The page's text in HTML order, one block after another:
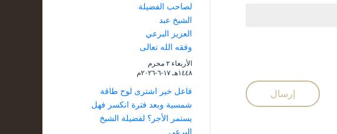
لصاحب الفضيلة
الشيخ عبد
العزيز البرعي
وفقه الله تعالى
الأربعاء ۲ محرم
۱٤٤۸هـ ۱۷-٦-۲۰۲٦م
فاعل خير اشترى لوح طاقة
شمسية وبعد فترة انكسر فهل
يستمر الأجر؟ لفضيلة الشيخ
البرعي